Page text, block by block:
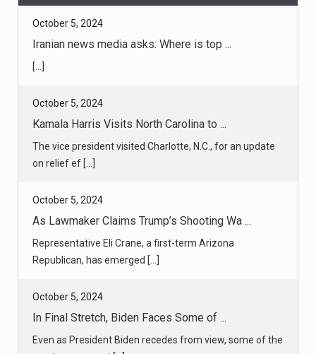
[...]
October 5, 2024
The vice president visited Charlotte, N.C., for an update
on relief ef [...]
October 5, 2024
Representative Eli Crane, a first-term Arizona
Republican, has emerged [...]
October 5, 2024
Even as President Biden recedes from view, some of the
most consequent [...]